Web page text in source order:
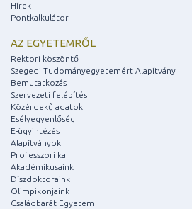
Hírek
Pontkalkulátor
AZ EGYETEMRŐL
Rektori köszöntő
Szegedi Tudományegyetemért Alapítvány
Bemutatkozás
Szervezeti felépítés
Közérdekű adatok
Esélyegyenlőség
E-ügyintézés
Alapítványok
Professzori kar
Akadémikusaink
Díszdoktoraink
Olimpikonjaink
Családbarát Egyetem